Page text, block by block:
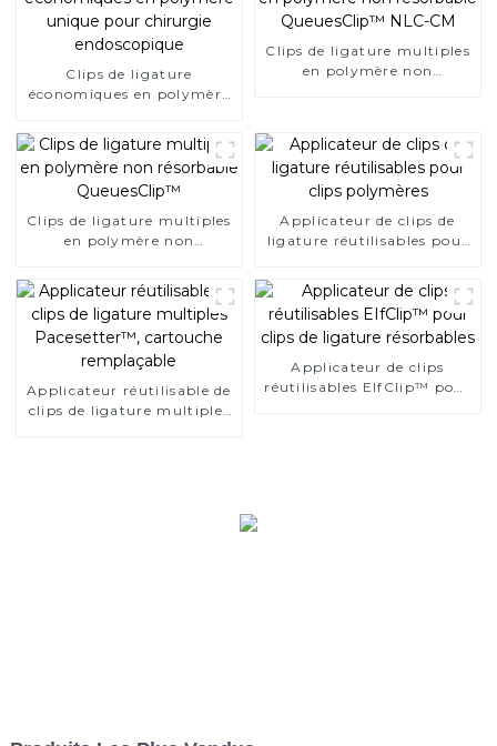
Clips de ligature
économiques en polymère
Clips de ligature multiples
en polymère non
Clips de ligature multiples
en polymère non
Applicateur de clips de
ligature réutilisables pour
Applicateur réutilisable de
clips de ligature multiples
Applicateur de clips
réutilisables EIfClip™ pour